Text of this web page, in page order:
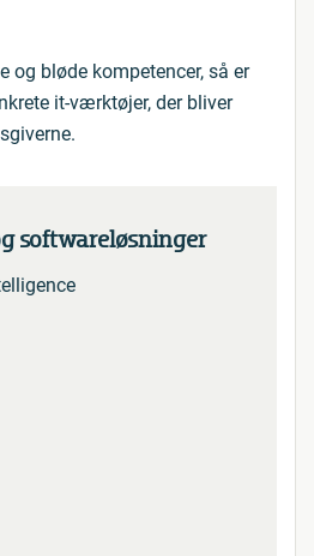
og bløde kompetencer, så er
it-værktøjer, der bliver
softwareløsninger